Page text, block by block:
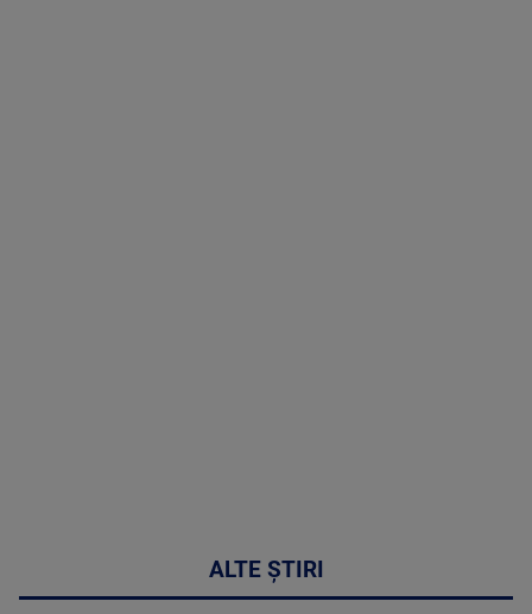
ALTE ȘTIRI